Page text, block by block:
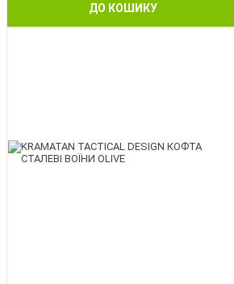
ДО КОШИКУ